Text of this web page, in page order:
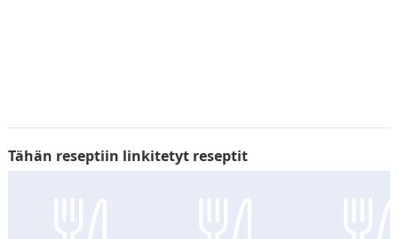
Tähän reseptiin linkitetyt reseptit